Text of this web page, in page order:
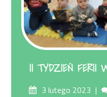
II TYDZIEŃ FERII
Posted3 lutego 2023